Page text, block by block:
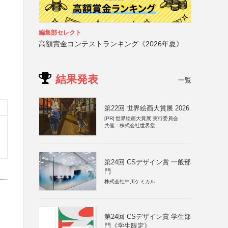
編集部セレクト
高額賞金コンテストランキング《2026年夏》
結果発表 一覧
第22回 世界絵画大賞展 2026
[PR] 世界絵画大賞展 実行委員会
共催：株式会社世界堂
第24回 CSデザイン賞 一般部
門
株式会社中川ケミカル
第24回 CSデザイン賞 学生部
門《学生限定》